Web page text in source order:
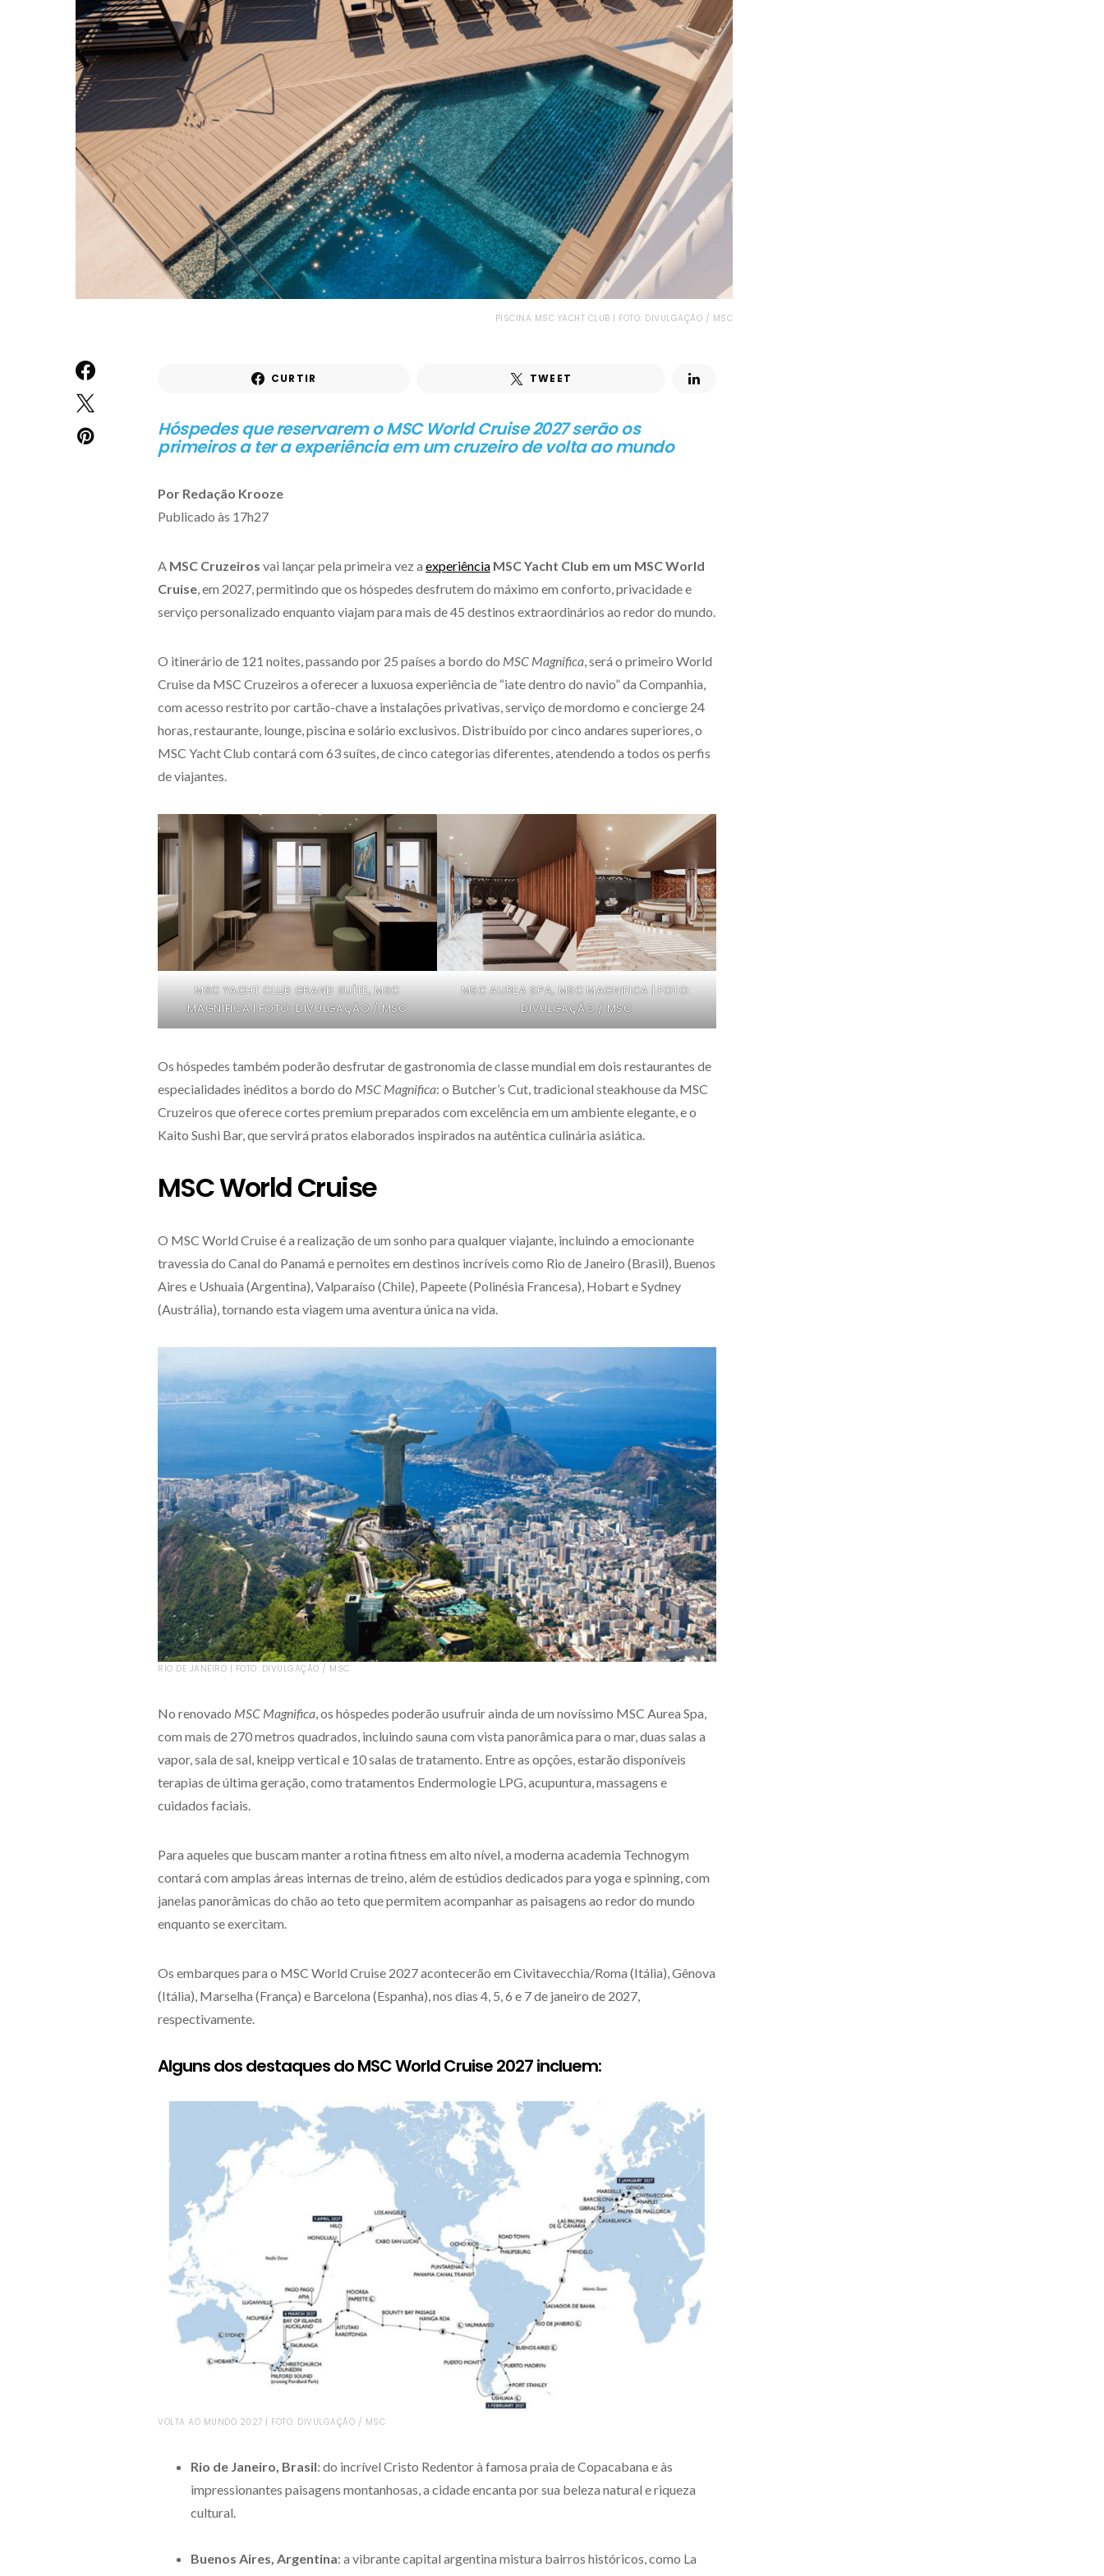
PISCINA MSC YACHT CLUB | FOTO: DIVULGAÇÃO / MSC
CURTIR TWEET
Hóspedes que reservarem o MSC World Cruise 2027 serão os
primeiros a ter a experiência em um cruzeiro de volta ao mundo
Por Redação Krooze
Publicado às 17h27
A MSC Cruzeiros vai lançar pela primeira vez a experiência MSC Yacht Club em um MSC World
Cruise, em 2027, permitindo que os hóspedes desfrutem do máximo em conforto, privacidade e
serviço personalizado enquanto viajam para mais de 45 destinos extraordinários ao redor do mundo.
O itinerário de 121 noites, passando por 25 países a bordo do MSC Magnifica, será o primeiro World
Cruise da MSC Cruzeiros a oferecer a luxuosa experiência de “iate dentro do navio” da Companhia,
com acesso restrito por cartão-chave a instalações privativas, serviço de mordomo e concierge 24
horas, restaurante, lounge, piscina e solário exclusivos. Distribuído por cinco andares superiores, o
MSC Yacht Club contará com 63 suítes, de cinco categorias diferentes, atendendo a todos os perfis
de viajantes.
MSC YACHT CLUB GRAND SUÍTE, MSC
MAGNIFICA | FOTO: DIVULGAÇÃO / MSC
MSC AUREA SPA, MSC MAGNIFICA | FOTO:
DIVULGAÇÃO / MSC
Os hóspedes também poderão desfrutar de gastronomia de classe mundial em dois restaurantes de
especialidades inéditos a bordo do MSC Magnifica: o Butcher’s Cut, tradicional steakhouse da MSC
Cruzeiros que oferece cortes premium preparados com excelência em um ambiente elegante, e o
Kaito Sushi Bar, que servirá pratos elaborados inspirados na autêntica culinária asiática.
MSC World Cruise
O MSC World Cruise é a realização de um sonho para qualquer viajante, incluindo a emocionante
travessia do Canal do Panamá e pernoites em destinos incríveis como Rio de Janeiro (Brasil), Buenos
Aires e Ushuaia (Argentina), Valparaíso (Chile), Papeete (Polinésia Francesa), Hobart e Sydney
(Austrália), tornando esta viagem uma aventura única na vida.
RIO DE JANEIRO | FOTO: DIVULGAÇÃO / MSC
No renovado MSC Magnifica, os hóspedes poderão usufruir ainda de um novíssimo MSC Aurea Spa,
com mais de 270 metros quadrados, incluindo sauna com vista panorâmica para o mar, duas salas a
vapor, sala de sal, kneipp vertical e 10 salas de tratamento. Entre as opções, estarão disponíveis
terapias de última geração, como tratamentos Endermologie LPG, acupuntura, massagens e
cuidados faciais.
Para aqueles que buscam manter a rotina fitness em alto nível, a moderna academia Technogym
contará com amplas áreas internas de treino, além de estúdios dedicados para yoga e spinning, com
janelas panorâmicas do chão ao teto que permitem acompanhar as paisagens ao redor do mundo
enquanto se exercitam.
Os embarques para o MSC World Cruise 2027 acontecerão em Civitavecchia/Roma (Itália), Gênova
(Itália), Marselha (França) e Barcelona (Espanha), nos dias 4, 5, 6 e 7 de janeiro de 2027,
respectivamente.
Alguns dos destaques do MSC World Cruise 2027 incluem:
VOLTA AO MUNDO 2027 | FOTO: DIVULGAÇÃO / MSC
Rio de Janeiro, Brasil: do incrível Cristo Redentor à famosa praia de Copacabana e às
impressionantes paisagens montanhosas, a cidade encanta por sua beleza natural e riqueza
cultural.
Buenos Aires, Argentina: a vibrante capital argentina mistura bairros históricos, como La